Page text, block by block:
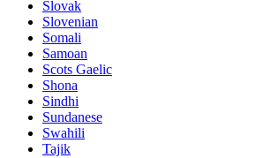
Slovak
Slovenian
Somali
Samoan
Scots Gaelic
Shona
Sindhi
Sundanese
Swahili
Tajik